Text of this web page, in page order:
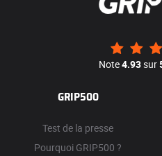
Note4.93sur
GRIP500
Test de la presse
Pourquoi GRIP500 ?